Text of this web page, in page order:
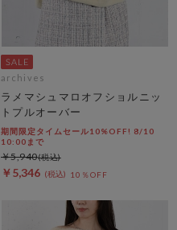
archives
ラメマシュマロオフショルニッ
トプルオーバー
期間限定タイムセール10%OFF! 8/10
10:00まで
￥5,346 10％OFF
￥5,940